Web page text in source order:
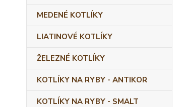
MEDENÉ KOTLÍKY
LIATINOVÉ KOTLÍKY
ŽELEZNÉ KOTLÍKY
KOTLÍKY NA RYBY - ANTIKOR
KOTLÍKY NA RYBY - SMALT